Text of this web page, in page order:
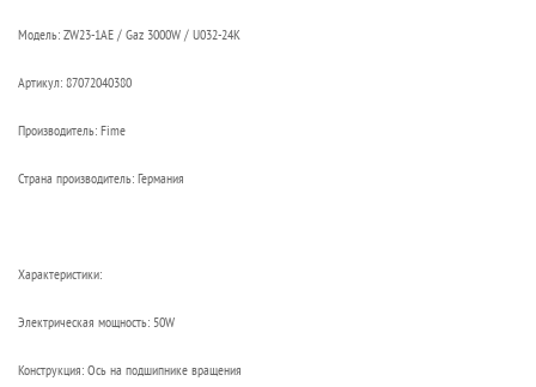
Модель: ZW23-1AE / Gaz 3000W / U032-24K
Артикул: 87072040380
Производитель: Fime
Страна производитель: Германия
Характеристики:
Электрическая мощность: 50W
Конструкция: Ось на подшипнике вращения